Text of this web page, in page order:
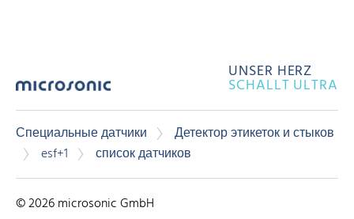
UNSER HERZ
SCHALLT ULTRA
Специальные датчики
Детектор этикеток и стыков
esf+1
список датчиков
© 2026 microsonic GmbH